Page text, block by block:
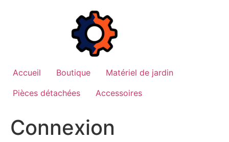
Accueil Boutique
Matériel de jardin
Pièces détachées
Accessoires
Connexion